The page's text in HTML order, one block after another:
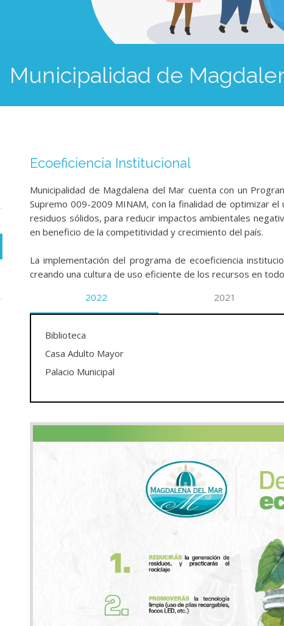
Municipalidad de
Ecoeficiencia Institucional
Municipalidad de Magdalena del Mar cuenta con un
Supremo 009-2009 MINAM, con la finalidad de optimizar
residuos sólidos, para reducir impactos ambientales
en beneficio de la competitividad y crecimiento del país.
La implementación del programa de ecoeficiencia
creando una cultura de uso eficiente de los recursos en
2022
2021
Biblioteca
Casa Adulto Mayor
Palacio Municipal